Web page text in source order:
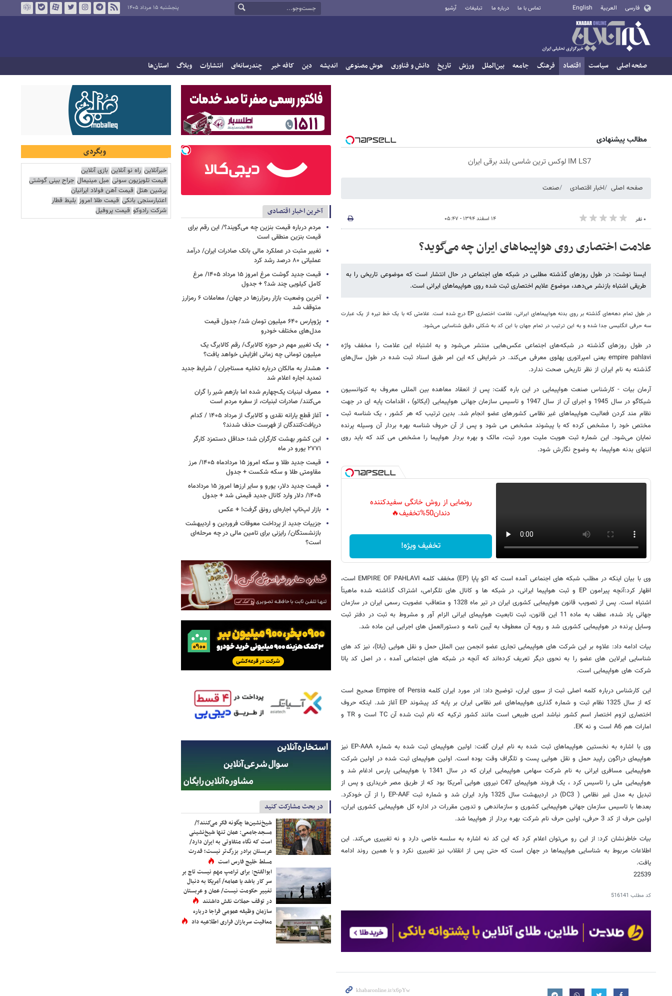
فارسی العربية English تماس با ما درباره ما تبلیغات آرشیو پنجشنبه ۱۵ مرداد ۱۴۰۵
صفحه اصلی سیاست اقتصاد فرهنگ جامعه بین‌الملل ورزش تاریخ دانش و فناوری هوش مصنوعی اندیشه دین کافه خبر چندرسانه‌ای انتشارات وبلاگ استان‌ها
مطالب پیشنهادی
IM LS7 لوکس ترین شاسی بلند برقی ایران
صفحه اصلی اخبار اقتصادی صنعت
۰ نفر ۱۴ اسفند ۱۳۹۴ - ۰۵:۴۷
علامت اختصاری روی هواپیماهای ایران چه می‌گوید؟
ایسنا نوشت: در طول روزهای گذشته مطلبی در شبکه های اجتماعی در حال انتشار است که موضوعی تاریخی را به
طریقی اشتباه بازنشر می‌دهد، موضوع علایم اختصاری ثبت شده روی هواپیماهای ایرانی است.
در طول تمام دهه‌های گذشته بر روی بدنه هواپیماهای ایرانی، علامت اختصاری EP‌ درج شده است. علامتی که با یک خط تیره از یک عبارت
سه حرفی انگلیسی جدا شده و به این ترتیب در تمام جهان با این کد به شکلی دقیق شناسایی می‌شود.
در طول روزهای گذشته در شبکه‌های اجتماعی عکس‌هایی منتشر می‌شود و به اشتباه این علامت را مخفف واژه
empire pahlavi یعنی امپراتوری پهلوی معرفی می‌کند. در شرایطی که این امر طبق اسناد ثبت شده در طول سال‌های
گذشته به نام ایران از نظر تاریخی صحت ندارد.
آرمان بیات - کارشناس صنعت هواپیمایی در این باره گفت:‌ پس از انعقاد معاهده بین المللی معروف به کنوانسیون
شیکاگو در سال 1945 و اجرای آن از سال 1947 و تاسیس سازمان جهانی هواپیمایی (ایکائو) ، اقدامات پایه ای در جهت
نظام مند کردن فعالیت هواپیماهای غیر نظامی کشورهای عضو انجام شد. بدین ترتیب که هر کشور ، یک شناسه ثبت
مختص خود را مشخص کرده که با پیشوند مشخص می شود و پس از آن حروف شناسه بهره بردار آن وسیله پرنده
نمایان می‌شود. این شماره ثبت هویت ملیت مورد ثبت، مالک و بهره بردار هواپیما را مشخص می کند که باید روی
انتهای بدنه هواپیما، به وضوح نگارش شود.
رونمایی از روش خانگی سفیدکننده
دندان50%تخفیف🔥
تخفیف ویژه!
وی با بیان اینکه در مطلب شبکه های اجنماعی آمده است که اکو پاپا (EP) مخفف کلمه EMPIRE OF PAHLAVI است،
اظهار کرد:آنچه پیرامون EP و ثبت هواپیما ایرانی، در شبکه ها و کانال های تلگرامی، اشتراک گذاشته شده ماهیتاً
اشتباه است. پس از تصویب قانون هواپیمایی کشوری ایران در تیر ماه 1328 و متعاقب عضویت رسمی ایران در سازمان
جهانی یاد شده، عطف به ماده 11 این قانون، ثبت تابعیت هواپیمای ایرانی الزام آور و مشروط به ثبت در دفتر ثبت
وسایل پرنده در هواپیمایی کشوری شد و رویه آن معطوف به آیین نامه و دستورالعمل های اجرایی این ماده شد.
بیات ادامه داد: علاوه بر این شرکت های هواپیمایی تجاری عضو انجمن بین الملل حمل و نقل هوایی (یاتا)، نیز کد های
شناسایی ایرلاین های عضو را به نحوی دیگر تعریف کرده‌اند که آنچه در شبکه های اجتماعی آمده ، در اصل کد یاتا
شرکت های هواپیمایی است.
این کارشناس درباره کلمه اصلی ثبت از سوی ایران، توضیح داد: ادر مورد ایران کلمه Empire of Persia صحیح است
که از سال 1325 نظام ثبت و شماره گذاری هواپیماهای غیر نظامی ایران بر پایه کد پیشوند EP آغاز شد. اینکه حروف
اختصاری لزوم اختصار اسم کشور نباشد امری طبیعی است مانند کشور ترکیه که نام ثبت شده آن TC است و TR‌ و
امارات هم A6 است و نه EK.
وی با اشاره به نخستین هواپیماهای ثبت شده به نام ایران گفت: اولین هواپیمای ثبت شده به شماره EP-AAA نیز
هواپیمای دراگون راپید حمل و نقل هوایی پست و تلگراف وقت بوده است. اولین هواپیمای ثبت شده در اولین شرکت
هواپیمایی مسافری ایرانی به نام شرکت سهامی هواپیمایی ایران که در سال 1341 با هواپیمایی پارس ادغام شد و
هواپیمایی ملی را تاسیس کرد ، یک فروند هواپیمای C47 نیروی هوایی آمریکا بود که از طریق مصر خریداری و پس از
تبدیل به مدل غیر نظامی ( DC3) در اردیبهشت سال 1325 وارد ایران شد و شماره ثبت EP-AAF را از آن خودکرد.
بعدها با تاسیس سازمان جهانی هواپیمایی کشوری و سازماندهی و تدوین مقررات در اداره کل هواپیمایی کشوری ایران،
اولین حرف از کد 3 حرفی، اولین حرف نام شرکت بهره بردار از هواپیما شد.
بیات خاطرنشان کرد:‌ از این رو می‌توان اعلام کرد که این کد نه اشاره به سلسه خاصی دارد و نه تغییری می‌کند. این
اطلاعات مربوط به شناسایی هواپیماها در جهان است که حتی پس از انقلاب نیز تغییری نکرد و با همین روند ادامه
یافت.
22539
کد مطلب 516141
آخرین اخبار اقتصادی
مردم درباره قیمت بنزین چه می‌گویند؟/ این رقم برای
قیمت بنزین منطقی است
تغییر مثبت در عملکرد مالی بانک صادرات ایران/ درآمد
عملیاتی ۸۰ درصد رشد کرد
قیمت جدید گوشت مرغ امروز ۱۵ مرداد ۱۴۰۵/ مرغ
کامل کیلویی چند شد؟ + جدول
آخرین وضعیت بازار رمزارزها در جهان/ معاملات ۶ رمزارز
متوقف شد
پژوپارس ۶۴۰ میلیون تومان شد/ جدول قیمت
مدل‌های مختلف خودرو
یک تغییر مهم در حوزه کالابرگ/ رقم کالابرگ یک
میلیون تومانی چه زمانی افزایش خواهد یافت؟
هشدار به مالکان درباره تخلیه مستاجران / شرایط جدید
تمدید اجاره اعلام شد
مصرف لبنیات یک‌چهارم شده اما بازهم شیر را گران
می‌کنند/ صادرات لبنیات، از سفره مردم است
آغاز قطع یارانه نقدی و کالابرگ از مرداد ۱۴۰۵ / کدام
دریافت‌کنندگان از فهرست حذف شدند؟
این کشور بهشت کارگران شد؛ حداقل دستمزد کارگر
۲۷۷۱ یورو در ماه
قیمت جدید طلا و سکه امروز ۱۵ مردادماه ۱۴۰۵/ مرز
مقاومتی طلا و سکه شکست + جدول
قیمت جدید دلار، یورو و سایر ارزها امروز ۱۵ مردادماه
۱۴۰۵/ دلار وارد کانال جدید قیمتی شد + جدول
بازار لپ‌تاپ اجاره‌ای رونق گرفت! + عکس
جزییات جدید از پرداخت معوقات فروردین و اردیبهشت
بازنشستگان/ رایزنی برای تامین مالی در چه مرحله‌ای
است؟
در بحث مشارکت کنید
شیخ‌نشین‌ها چگونه فکر می‌کنند؟/
مسجدجامعی: عمان تنها شیخ‌نشینی
است که نگاه متفاوتی به ایران دارد/
عربستان برادر بزرگ‌تر نیست؛ قدرت
مسلط خلیج فارس است
ابوالفتح: برای ترامپ مهم نیست تاج بر
سر کار باشد یا عمامه/ آمریکا به دنبال
تغییر حکومت نیست/ عمان و عربستان
در توقف حملات نقش داشتند
سازمان وظیفه عمومی فراجا درباره
معافیت سربازان فراری اطلاعیه داد
وبگردی
خبرآنلاین راه نو آنلاین بازی آنلاین
قیمت تلویزیون سونی مبل مینیمال جراح بینی گوشتی
پرشین هتل قیمت آهن فولاد ایرانیان
اعتبارسنجی بانکی قیمت طلا امروز بلیط قطار
شرکت رادوکو قیمت پروفیل